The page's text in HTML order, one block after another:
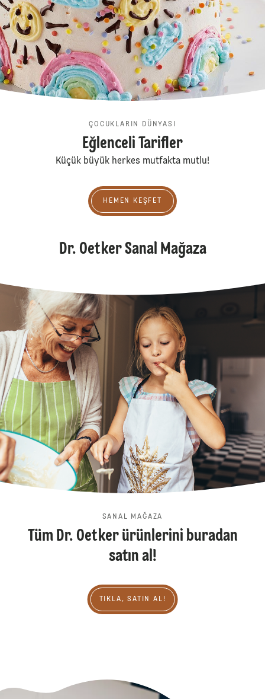
ÇOCUKLARIN DÜNYASI
Eğlenceli Tarifler
Küçük büyük herkes mutfakta mutlu!
HEMEN KEŞFET
Dr. Oetker Sanal Mağaza
SANAL MAĞAZA
Tüm Dr. Oetker ürünlerini buradan
satın al!
TIKLA, SATIN AL!